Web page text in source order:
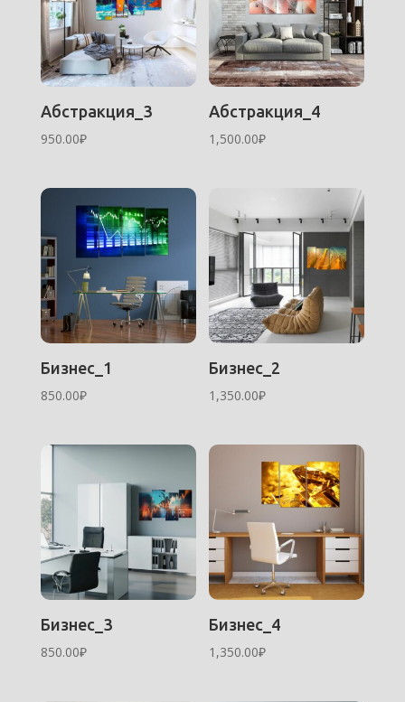
Абстракция_3
950.00₽
Абстракция_4
1,500.00₽
Бизнес_1
850.00₽
Бизнес_2
1,350.00₽
Бизнес_3
850.00₽
Бизнес_4
1,350.00₽